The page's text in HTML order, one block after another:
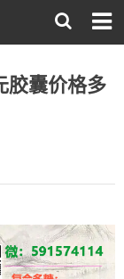
胶囊价格多